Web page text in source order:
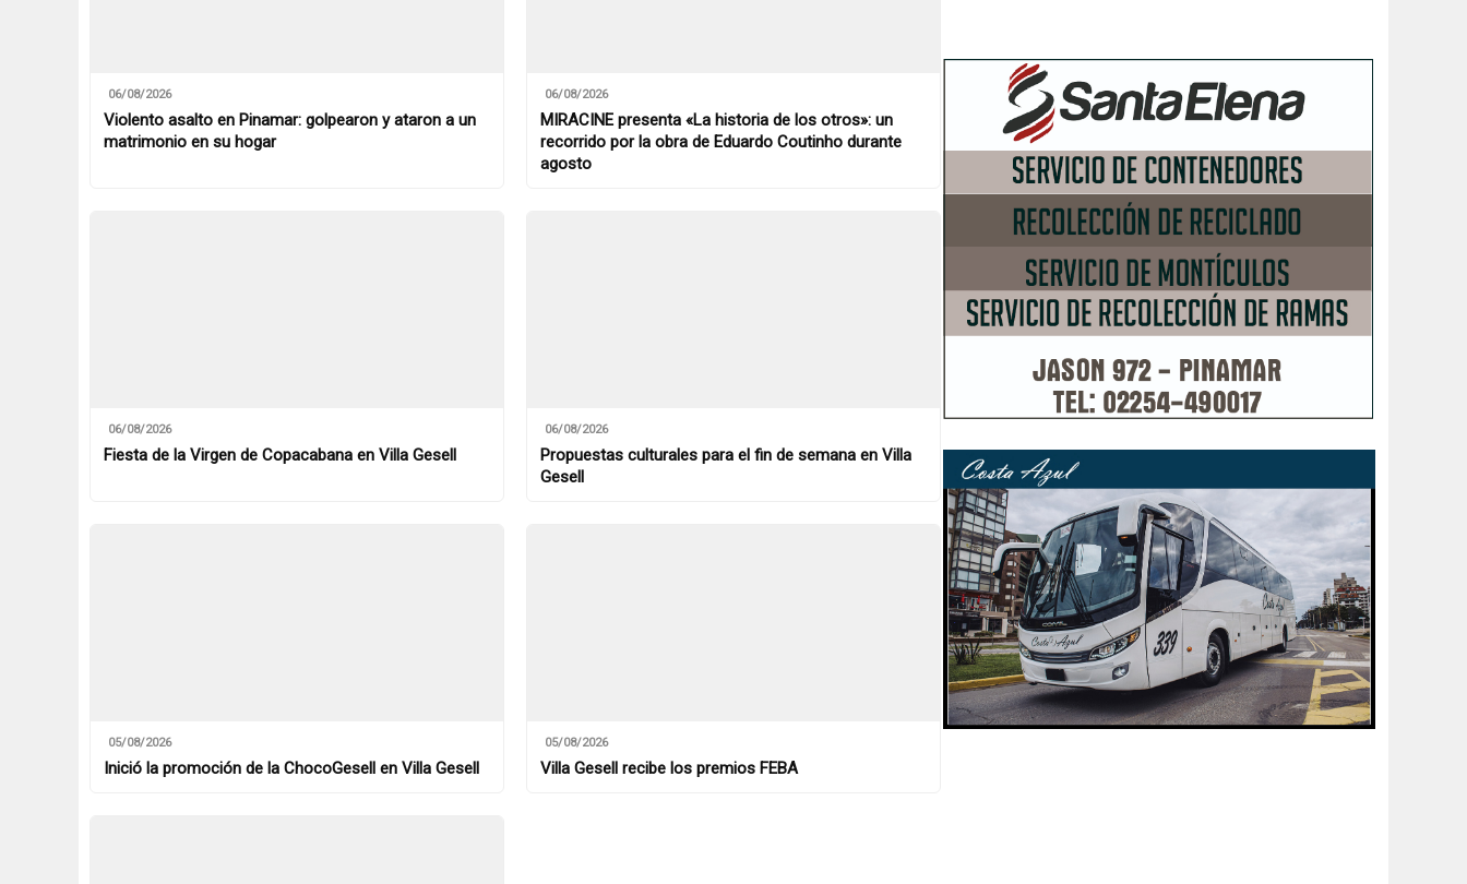
06/08/2026
Violento asalto en Pinamar: golpearon y ataron a un
matrimonio en su hogar
06/08/2026
MIRACINE presenta «La historia de los otros»: un
recorrido por la obra de Eduardo Coutinho durante
agosto
06/08/2026
Fiesta de la Virgen de Copacabana en Villa Gesell
06/08/2026
Propuestas culturales para el fin de semana en Villa
Gesell
05/08/2026
Inició la promoción de la ChocoGesell en Villa Gesell
05/08/2026
Villa Gesell recibe los premios FEBA